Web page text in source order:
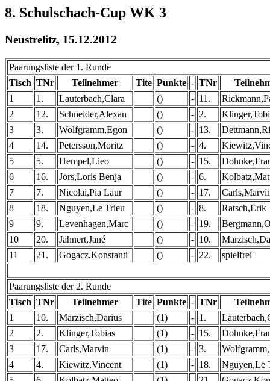
8. Schulschach-Cup WK 3
Neustrelitz, 15.12.2012
Paarungsliste der 1. Runde
Tisch TNr Teilnehmer Tite Punkte - TNr
1
1. Lauterbach,Clara () - 11.
2
12. Schneider,Alexan () - 2.
3
3. Wolfgramm,Egon () - 13.
4
14. Petersson,Moritz () - 4.
5
5. Hempel,Lieo () - 15.
6
16. Jörs,Loris Benja () - 6.
7
7. Nicolai,Pia Laur () - 17.
8
18. Nguyen,Le Trieu () - 8.
Ratsch,Erik
9
9. Levenhagen,Marc () - 19.
10
20. Jähnert,Jané () - 10.
11
21. Gogacz,Konstanti () - 22. spielfrei
Paarungsliste der 2. Runde
Tisch TNr Teilnehmer Tite Punkte - TNr
1
10. Marzisch,Darius (1) - 1.
2
2. Klinger,Tobias (1) - 15.
3
17. Carls,Marvin (1) - 3.
4
4. Kiewitz,Vincent (1) - 18.
Nguyen,Le